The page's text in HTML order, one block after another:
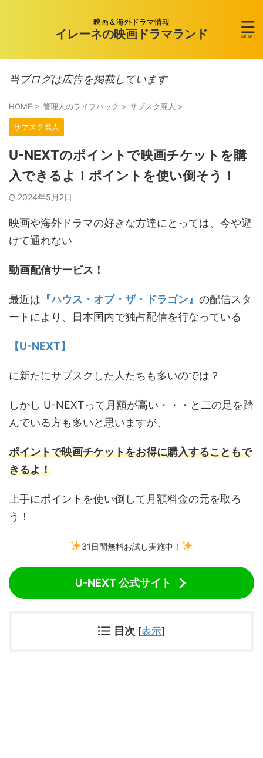
映画＆海外ドラマ情報
イレーネの映画ドラマランド
当ブログは広告を掲載しています
HOME > 管理人のライフハック > サブスク廃人 >
サブスク廃人
U-NEXTのポイントで映画チケットを購
入できるよ！ポイントを使い倒そう！
2024年5月2日
映画や海外ドラマの好きな方達にとっては、今や避
けて通れない
動画配信サービス！
最近は 『ハウス・オブ・ザ・ドラゴン』 の配信スタ
ートにより、日本国内で独占配信を行なっている
【U-NEXT】
に新たにサブスクした人たちも多いのでは？
しかし U-NEXTって月額が高い・・・と二の足を踏
んでいる方も多いと思いますが、
ポイントで映画チケットをお得に購入することもで
きるよ！
上手にポイントを使い倒して月額料金の元を取ろ
う！
31日間無料お試し実施中！
U-NEXT 公式サイト
目次 [表示]